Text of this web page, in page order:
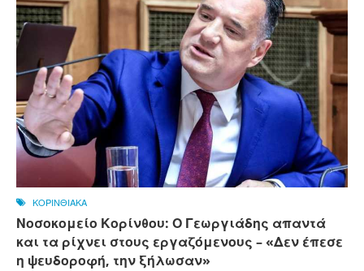
ΚΟΡΙΝΘΙΑΚΑ
Νοσοκομείο Κορίνθου: Ο Γεωργιάδης απαντά
και τα ρίχνει στους εργαζόμενους – «Δεν έπεσε
η ψευδοροφή, την ξήλωσαν»